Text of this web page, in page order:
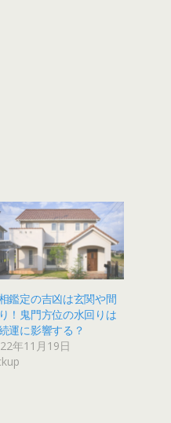
鑑定の吉凶は玄関や間
！鬼門方位の水回りは
運に影響する？
年11月19日